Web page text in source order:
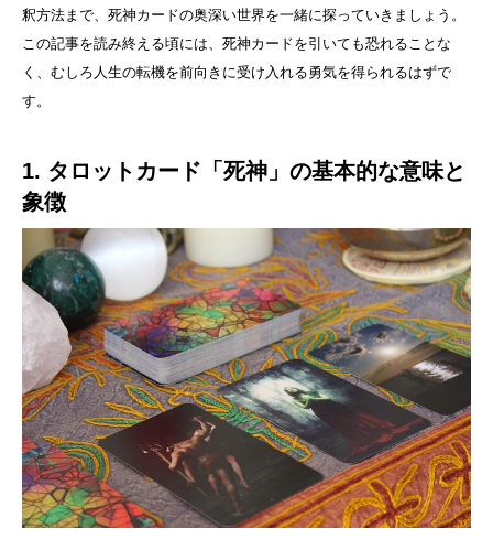
釈方法まで、死神カードの奥深い世界を一緒に探っていきましょう。
この記事を読み終える頃には、死神カードを引いても恐れることな
く、むしろ人生の転機を前向きに受け入れる勇気を得られるはずで
す。
1. タロットカード「死神」の基本的な意味と
象徴